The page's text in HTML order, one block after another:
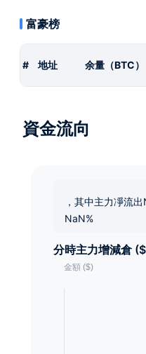
富豪榜
# 地址 余量（BTC）
資金流向
，其中主力凈流
NaN%
分時主力增減倉